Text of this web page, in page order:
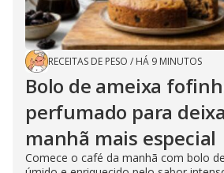
RECEITAS DE PESO / HÁ 9 MINUTOS
Bolo de ameixa
perfumado para
manhã mais especial
Comece o café da manhã com bolo